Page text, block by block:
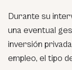
Durante su
una eventual
inversión
empleo, el tipo